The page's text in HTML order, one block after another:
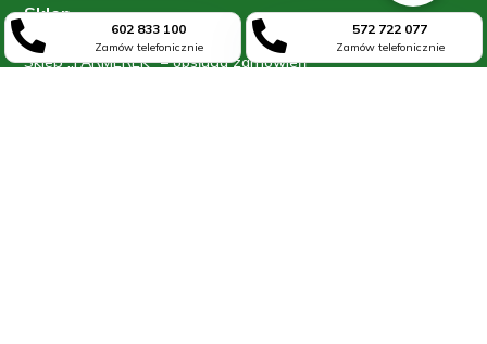
Sklep
Sklep „FARMEREK” – obsługa zamówień
 602 833 100
Zamów telefonicznie  572 722 077
Zamów telefonicznie